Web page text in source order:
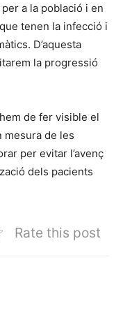
a la població i en
tenen la infecció i
D’aquesta
la progressió
de fer visible el
mesura de les
per evitar l’avenç
dels pacients
Rate this post